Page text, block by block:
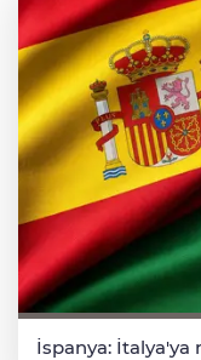
İspanya: İtalya'ya